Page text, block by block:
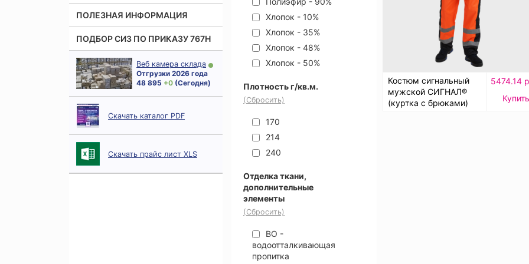
ПОЛЕЗНАЯ ИНФОРМАЦИЯ
ПОДБОР СИЗ ПО ПРИКАЗУ 767Н
Веб камера склада
Отгрузки 2026 года
48 895 + 0 (Сегодня)
Скачать каталог PDF
Скачать прайс лист XLS
Хлопок - 10%
Хлопок - 35%
Хлопок - 48%
Хлопок - 50%
Плотность г/кв.м.
(Сбросить)
170
214
240
Отделка ткани,
дополнительные
элементы
(Сбросить)
ВО -
водоотталкивающая
пропитка
Костюм сигнальный
мужской СИГНАЛ®
(куртка с брюками)
5474.14
Купить